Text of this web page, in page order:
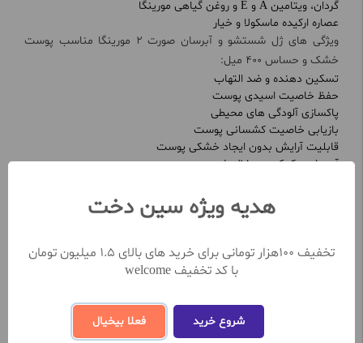
گردان، ویتامین A و E و روغن‌ گیاهی مورینگا
عصاره ارکیده ماسکولا و خیار
ویژگی های ژل شستشو و آبرسان صورت 2 مورینگا مناسب پوست
خشک و حساس 400 میل:
تسکین دهنده و ضد التهاب
حفظ خاصیت اسیدی پوست
پاکسازی آلودگی های محیطی
بازیابی خاصیت کشسانی پوست
قابلیت آرایش بدون ایجاد خشکی پوست
آبرسان و کمک به حفظ رطوبت پوست
نظرات کاربران
تعداد نظرات ثبت شده تا کنون 1
نظر خود را در خصوص این محصول ثبت کنید
هدیه ویژه سین دخت
تخفیف 100هزار تومانی برای خرید های بالای 1.5 میلیون تومان
با کد تخفیف welcome
شروع خرید فعلا بیخیال